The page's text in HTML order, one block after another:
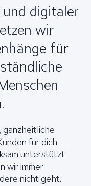
digitaler
wir
für
für dich
unterstützt.
wir immer
nicht geht.